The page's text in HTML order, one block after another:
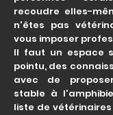
recoudre elles-
n'êtes pas
vous imposer
Il faut un espace
pointu, des
avec de
stable à
liste de vétérinaires